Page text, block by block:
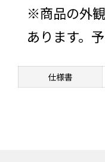
※商品の外
あります。
仕様書